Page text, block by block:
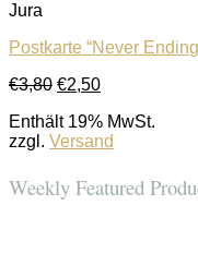
Jura
Postkarte “Never
€3,80 Ursprünglicher
war:
€3,80
€2,50Aktueller
ist:
€2,50.
Enthält 19% MwSt.
zzgl. Versand
Weekly Featured